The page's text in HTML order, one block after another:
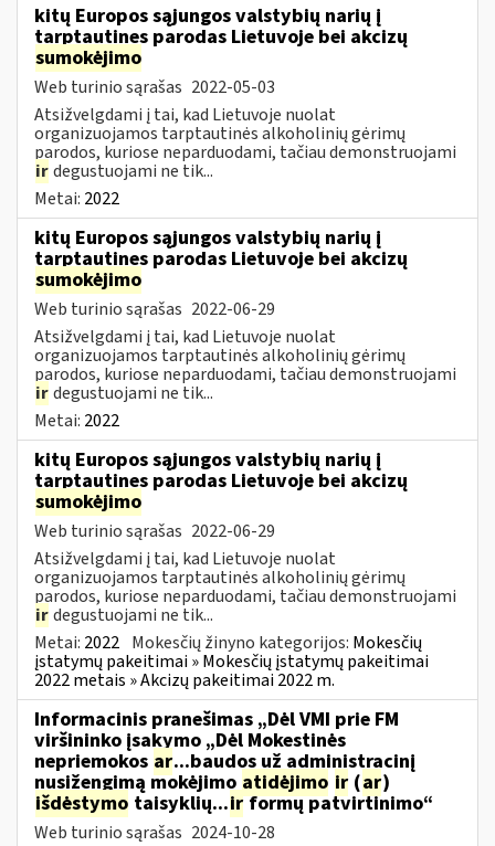
kitų Europos sąjungos valstybių narių į
tarptautines parodas Lietuvoje bei akcizų
sumokėjimo
Web turinio sąrašas 2022-05-03
Atsižvelgdami į tai, kad Lietuvoje nuolat
organizuojamos tarptautinės alkoholinių gėrimų
parodos, kuriose neparduodami, tačiau demonstruojami
irdegustuojami ne tik...
Metai: 2022
kitų Europos sąjungos valstybių narių į
tarptautines parodas Lietuvoje bei akcizų
sumokėjimo
Web turinio sąrašas 2022-06-29
Atsižvelgdami į tai, kad Lietuvoje nuolat
organizuojamos tarptautinės alkoholinių gėrimų
parodos, kuriose neparduodami, tačiau demonstruojami
irdegustuojami ne tik...
Metai: 2022
kitų Europos sąjungos valstybių narių į
tarptautines parodas Lietuvoje bei akcizų
sumokėjimo
Web turinio sąrašas 2022-06-29
Atsižvelgdami į tai, kad Lietuvoje nuolat
organizuojamos tarptautinės alkoholinių gėrimų
parodos, kuriose neparduodami, tačiau demonstruojami
irdegustuojami ne tik...
Metai: 2022 Mokesčių žinyno kategorijos: Mokesčių
įstatymų pakeitimai » Mokesčių įstatymų pakeitimai
2022 metais » Akcizų pakeitimai 2022 m.
Informacinis pranešimas „Dėl VMI prie FM
viršininko įsakymo „Dėl Mokestinės
nepriemokos ar...baudos už administracinį
nusižengimą mokėjimo atidėjimo ir (ar)
išdėstymo taisyklių...irformų patvirtinimo“
Web turinio sąrašas 2024-10-28